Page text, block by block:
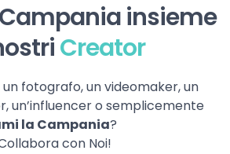
insieme
Creator
un fotografo, un videomaker, un
un’influencer o semplicemente
la Campania?
con Noi!